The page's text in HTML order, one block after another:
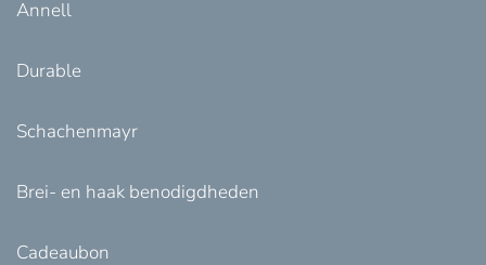
Annell
Durable
Schachenmayr
Brei- en haak benodigdheden
Cadeaubon